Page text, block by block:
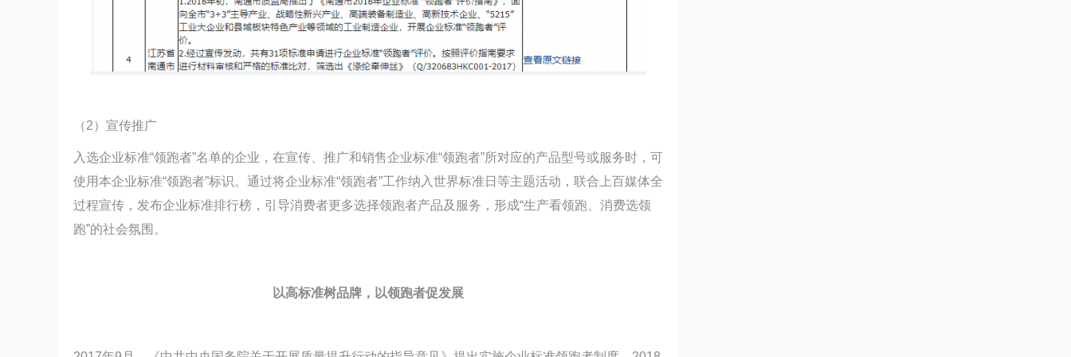
（2）宣传推广
入选企业标准“领跑者”名单的企业，在宣传、推广和销售企业标准“领跑者”所对应的产品型号或服务时，可
使用本企业标准“领跑者”标识。通过将企业标准“领跑者”工作纳入世界标准日等主题活动，联合上百媒体全
过程宣传，发布企业标准排行榜，引导消费者更多选择领跑者产品及服务，形成“生产看领跑、消费选领
跑”的社会氛围。
以高标准树品牌，以领跑者促发展